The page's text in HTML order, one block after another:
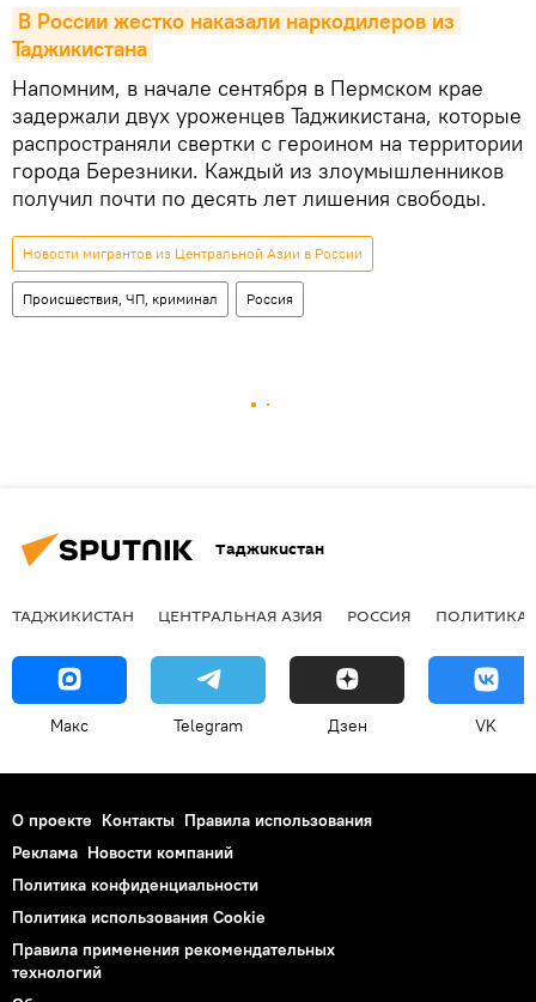
В России жестко наказали наркодилеров из
Таджикистана
Напомним, в начале сентября в Пермском крае
задержали двух уроженцев Таджикистана, которые
распространяли свертки с героином на территории
города Березники. Каждый из злоумышленников
получил почти по десять лет лишения свободы.
Новости мигрантов из Центральной Азии в России
Происшествия, ЧП, криминал Россия
Таджикистан
ТАДЖИКИСТАН ЦЕНТРАЛЬНАЯ АЗИЯ РОССИЯ ПОЛИТИКА
Макс Telegram Дзен VK
О проекте Контакты Правила использования
Реклама Новости компаний
Политика конфиденциальности
Политика использования Cookie
Правила применения рекомендательных
технологий